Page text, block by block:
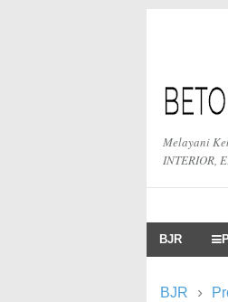
Melayani
INTERIOR,
BJR
BJR ›